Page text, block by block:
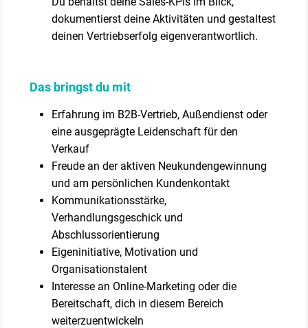
dokumentierst deine Aktivitäten und gestaltest
deinen Vertriebserfolg eigenverantwortlich.
Das bringst du mit
Erfahrung im B2B-Vertrieb, Außendienst oder
eine ausgeprägte Leidenschaft für den
Verkauf
Freude an der aktiven Neukundengewinnung
und am persönlichen Kundenkontakt
Kommunikationsstärke,
Verhandlungsgeschick und
Abschlussorientierung
Eigeninitiative, Motivation und
Organisationstalent
Interesse an Online-Marketing oder die
Bereitschaft, dich in diesem Bereich
weiterzuentwickeln